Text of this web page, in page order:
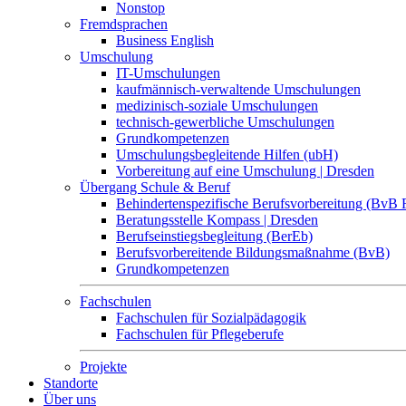
Nonstop
Fremdsprachen
Business English
Umschulung
IT-Umschulungen
kaufmännisch-verwaltende Umschulungen
medizinisch-soziale Umschulungen
technisch-gewerbliche Umschulungen
Grundkompetenzen
Umschulungsbegleitende Hilfen (ubH)
Vorbereitung auf eine Umschulung | Dresden
Übergang Schule & Beruf
Behindertenspezifische Berufsvorbereitung (BvB
Beratungsstelle Kompass | Dresden
Berufseinstiegsbegleitung (BerEb)
Berufsvorbereitende Bildungsmaßnahme (BvB)
Grundkompetenzen
Fachschulen
Fachschulen für Sozialpädagogik
Fachschulen für Pflegeberufe
Projekte
Standorte
Über uns